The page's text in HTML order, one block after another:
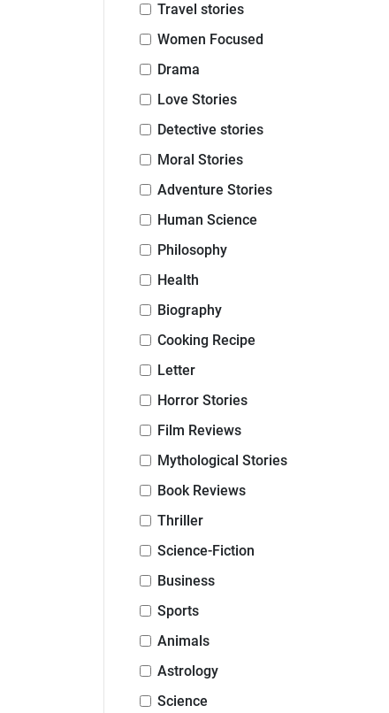
Travel stories
Women Focused
Drama
Love Stories
Detective stories
Moral Stories
Adventure Stories
Human Science
Philosophy
Health
Biography
Cooking Recipe
Letter
Horror Stories
Film Reviews
Mythological Stories
Book Reviews
Thriller
Science-Fiction
Business
Sports
Animals
Astrology
Science